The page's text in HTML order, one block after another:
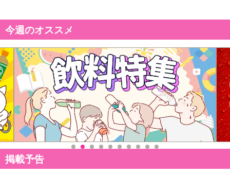
今週のオススメ
掲載予告